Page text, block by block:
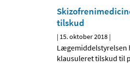
tilskud
| 15. oktober 2018 |
Lægemiddelstyrelsen
klausuleret tilskud til